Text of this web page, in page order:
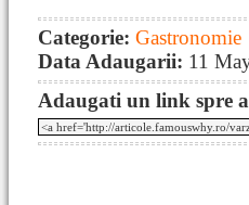
Categorie: Gastronomie
Data Adaugarii: 11
Adaugati un link spre